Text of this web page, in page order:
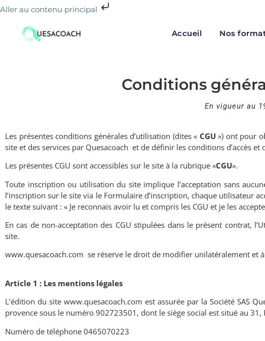
Aller au contenu principal
Accueil Nos
Conditions
En vigueur au
Les présentes conditions générales d’utilisation (dites « CGU ») ont pour
site et des services par Quesacoach et de définir les conditions d’accès et
Les présentes CGU sont accessibles sur le site à la rubrique «CGU».
Toute inscription ou utilisation du site implique l’acceptation sans
l’inscription sur le site via le Formulaire d’inscription, chaque utilisateur
le texte suivant : « Je reconnais avoir lu et compris les CGU et je les
En cas de non-acceptation des CGU stipulées dans le présent contrat,
site.
www.quesacoach.com se réserve le droit de modifier unilatéralement et
Article 1 : Les mentions légales
L’édition du site www.quesacoach.com est assurée par la Société SAS
provence sous le numéro 902723501, dont le siège social est situé au
Numéro de téléphone 0465070223